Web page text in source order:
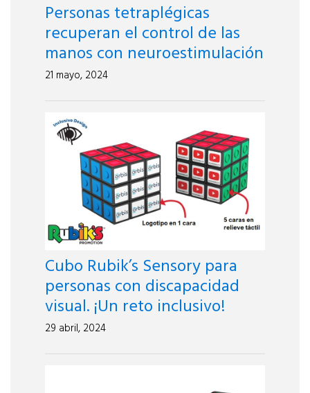
Personas tetraplégicas
recuperan el control de las
manos con neuroestimulación
21 mayo, 2024
Cubo Rubik’s Sensory para
personas con discapacidad
visual. ¡Un reto inclusivo!
29 abril, 2024